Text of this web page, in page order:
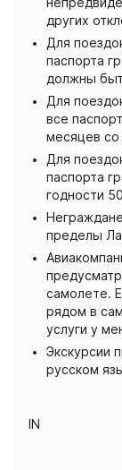
других
Для
паспорта
должны
Для
все
месяцев со
Для
паспорта
годности
пределы
самолете.
рядом в
услуги у
Экскурсии
русском
IN